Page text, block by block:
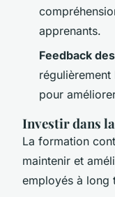
apprenants.
Feedback
pour
Investir dans
La formation
maintenir et
employés à long